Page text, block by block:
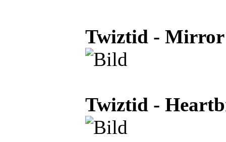
Twiztid -
Twiztid -